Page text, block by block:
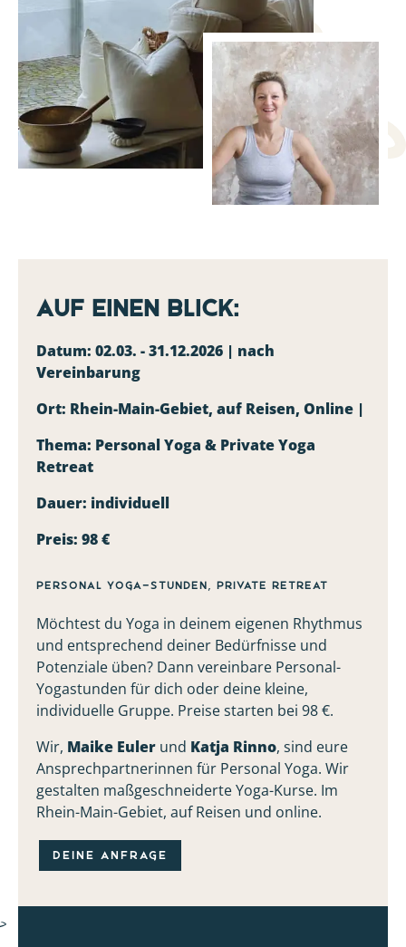
Auf einen Blick:
Datum: 02.03. - 31.12.2026 | nach
Vereinbarung
Ort: Rhein-Main-Gebiet, auf Reisen, Online |
Thema: Personal Yoga & Private Yoga
Retreat
Dauer: individuell
Preis: 98 €
Personal Yoga-Stunden, Private retreat
Möchtest du Yoga in deinem eigenen Rhythmus
und entsprechend deiner Bedürfnisse und
Potenziale üben? Dann vereinbare Personal-
Yogastunden für dich oder deine kleine,
individuelle Gruppe. Preise starten bei 98 €.
Wir, Maike Euler und Katja Rinno, sind eure
Ansprechpartnerinnen für Personal Yoga. Wir
gestalten maßgeschneiderte Yoga-Kurse. Im
Rhein-Main-Gebiet, auf Reisen und online.
DEINE ANFRAGE